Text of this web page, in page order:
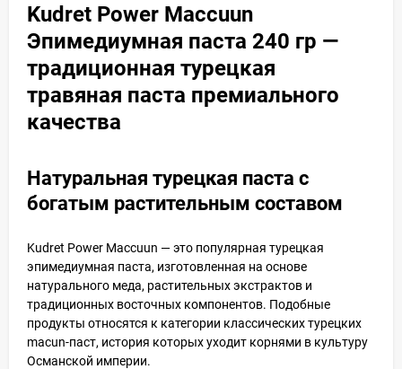
Kudret Power Maccuun
Эпимедиумная паста 240 гр —
традиционная турецкая
травяная паста премиального
качества
Натуральная турецкая паста с
богатым растительным составом
Kudret Power Maccuun — это популярная турецкая
эпимедиумная паста, изготовленная на основе
натурального меда, растительных экстрактов и
традиционных восточных компонентов. Подобные
продукты относятся к категории классических турецких
macun-паст, история которых уходит корнями в культуру
Османской империи.